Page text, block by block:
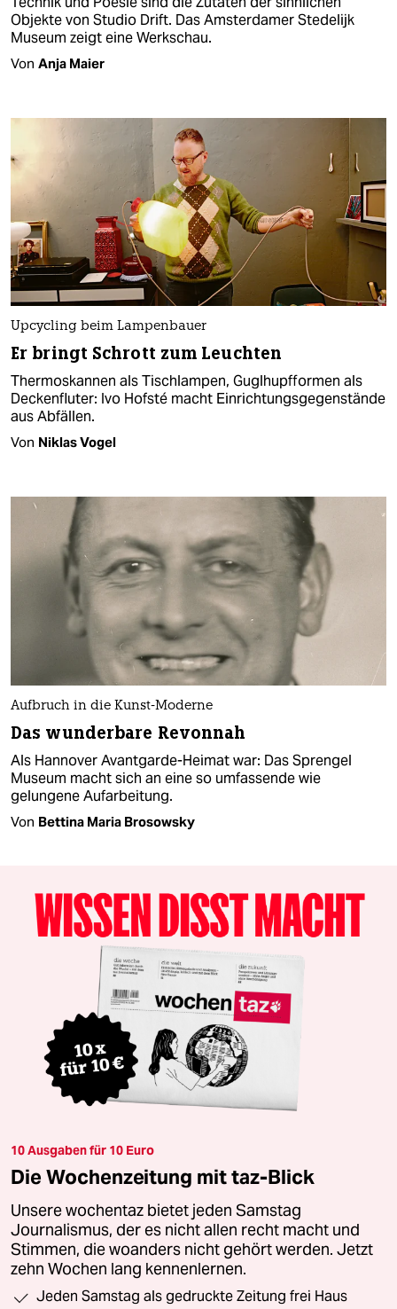
Objekte von Studio Drift. Das Amsterdamer Stedelijk
Museum zeigt eine Werkschau.
Von Anja Maier
Upcycling beim Lampenbauer
Er bringt Schrott zum Leuchten
Thermoskannen als Tischlampen, Guglhupfformen als
Deckenfluter: Ivo Hofsté macht Einrichtungsgegenstände
aus Abfällen.
Von Niklas Vogel
Aufbruch in die Kunst-Moderne
Das wunderbare Revonnah
Als Hannover Avantgarde-Heimat war: Das Sprengel
Museum macht sich an eine so umfassende wie
gelungene Aufarbeitung.
Von Bettina Maria Brosowsky
10 Ausgaben für 10 Euro
Die Wochenzeitung mit taz-Blick
Unsere wochentaz bietet jeden Samstag
Journalismus, der es nicht allen recht macht und
Stimmen, die woanders nicht gehört werden. Jetzt
zehn Wochen lang kennenlernen.
Jeden Samstag als gedruckte Zeitung frei Haus